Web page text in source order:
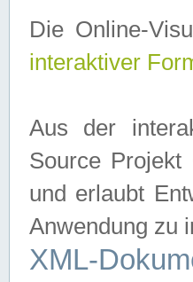
Die Online-
interaktiver
Aus der
Source Projekt
und erlaubt
Anwendung zu
XML-